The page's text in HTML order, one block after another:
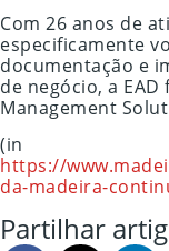
Com 26 anos de
especificamente
documentação e
de negócio, a
Management
(in
https://
da-madeira-
Partilhar